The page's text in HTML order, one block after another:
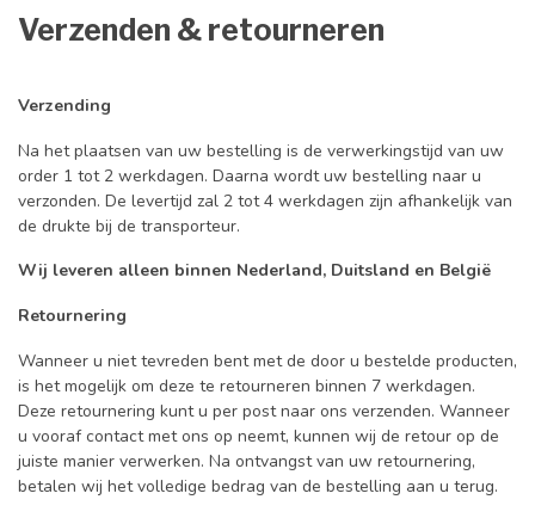
Verzenden & retourneren
Verzending
Na het plaatsen van uw bestelling is de verwerkingstijd van uw
order 1 tot 2 werkdagen. Daarna wordt uw bestelling naar u
verzonden. De levertijd zal 2 tot 4 werkdagen zijn afhankelijk van
de drukte bij de transporteur.
Wij leveren alleen binnen Nederland, Duitsland en België
Retournering
Wanneer u niet tevreden bent met de door u bestelde producten,
is het mogelijk om deze te retourneren binnen 7 werkdagen.
Deze retournering kunt u per post naar ons verzenden. Wanneer
u vooraf contact met ons op neemt, kunnen wij de retour op de
juiste manier verwerken. Na ontvangst van uw retournering,
betalen wij het volledige bedrag van de bestelling aan u terug.